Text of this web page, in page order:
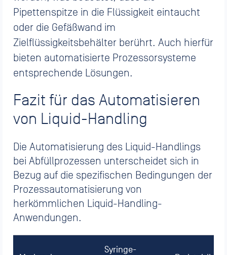
Pipettenspitze in die Flüssigkeit eintaucht
oder die Gefäßwand im
Zielflüssigkeitsbehälter berührt. Auch hierfür
bieten automatisierte Prozessorsysteme
entsprechende Lösungen.
Fazit für das Automatisieren
von Liquid-Handling
Die Automatisierung des Liquid-Handlings
bei Abfüllprozessen unterscheidet sich in
Bezug auf die spezifischen Bedingungen der
Prozessautomatisierung von
herkömmlichen Liquid-Handling-
Anwendungen.
Syringe-